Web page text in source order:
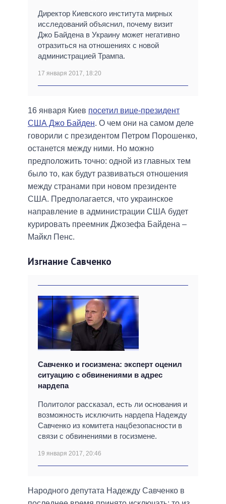
Директор Киевского института мирных
исследований объяснил, почему визит
Джо Байдена в Украину может негативно
отразиться на отношениях с новой
администрацией Трампа.
17 января 2017, 18:20
16 января Киев посетил вице-президент
США Джо Байден. О чем они на самом деле
говорили с президентом Петром Порошенко,
останется между ними. Но можно
предположить точно: одной из главных тем
было то, как будут развиваться отношения
между странами при новом президенте
США. Предполагается, что украинское
направление в администрации США будет
курировать преемник Джозефа Байдена –
Майкл Пенс.
Изгнание Савченко
Савченко и госизмена: эксперт оценил
ситуацию с обвинениями в адрес
нардепа
Политолог рассказал, есть ли основания и
возможность исключить нардепа Надежду
Савченко из комитета нацбезопасности в
связи с обвинениями в госизмене.
19 января 2017, 20:46
Народного депутата Надежду Савченко в